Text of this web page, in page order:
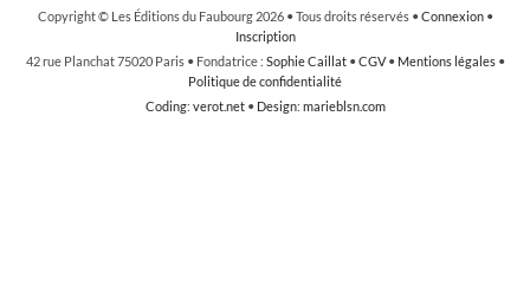
Copyright © Les Éditions du Faubourg 2026 • Tous droits réservés • Connexion•
Inscription
42 rue Planchat 75020 Paris • Fondatrice : Sophie Caillat• CGV• Mentions légales•
Politique de confidentialité
Coding: verot.net• Design: marieblsn.com